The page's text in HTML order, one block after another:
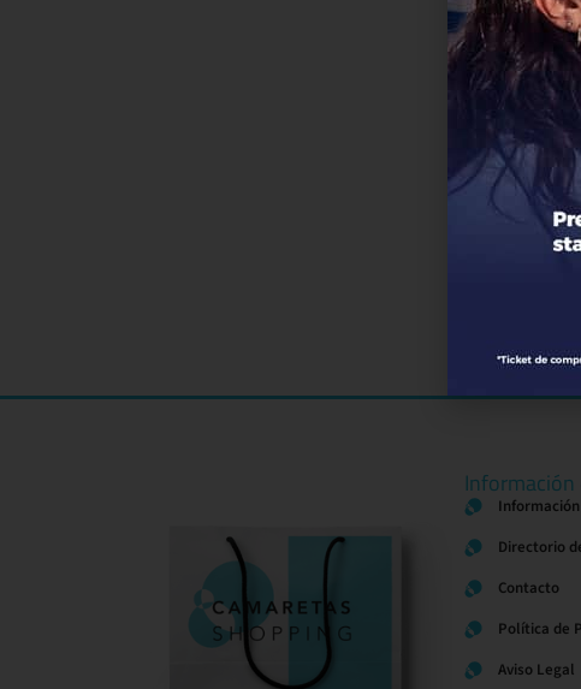
Directorio
Contacto
Política de
Aviso Legal